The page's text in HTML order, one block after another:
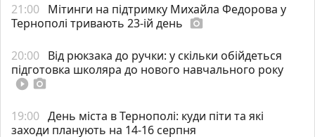
21:00 Мітинги на підтримку Михайла Федорова у
Тернополі тривають 23-ій день photo_camera
20:00 Від рюкзака до ручки: у скільки обійдеться
підготовка школяра до нового навчального року
play_circle_filled photo_camera
19:00 День міста в Тернополі: куди піти та які
заходи планують на 14-16 серпня